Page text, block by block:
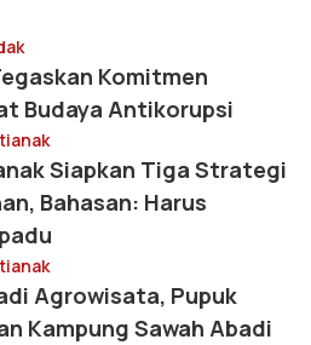
Komitmen
Budaya Antikorupsi
Siapkan Tiga Strategi
Bahasan: Harus
Agrowisata, Pupuk
Kampung Sawah Abadi